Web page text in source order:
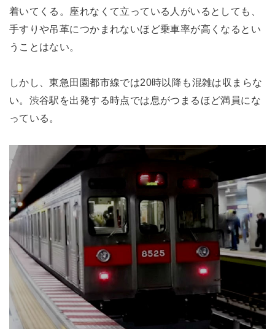
着いてくる。座れなくて立っている人がいるとしても、
手すりや吊革につかまれないほど乗車率が高くなるとい
うことはない。
しかし、東急田園都市線では20時以降も混雑は収まらな
い。渋谷駅を出発する時点では息がつまるほど満員にな
っている。